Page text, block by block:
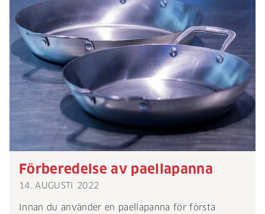
Förberedelse av paellapanna
14. AUGUSTI 2022
Innan du använder en paellapanna för första